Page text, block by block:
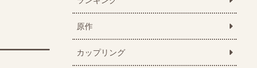
原作
カップリング